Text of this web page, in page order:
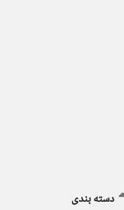
دسته بندی